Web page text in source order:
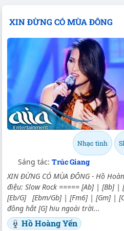
XIN ĐỪNG CÓ MÙA ĐÔNG
Nhạc tình
Sáng tác: Trúc Giang
XIN ĐỪNG CÓ MÙA ĐÔNG - Hồ
điệu: Slow Rock ===== [Ab] | [Bb]
[Eb/G] [Ebm/Gb] | [Fm6] | [Gm] |
đông hắt [G] hiu ngoài trời...
Hồ Hoàng Yến